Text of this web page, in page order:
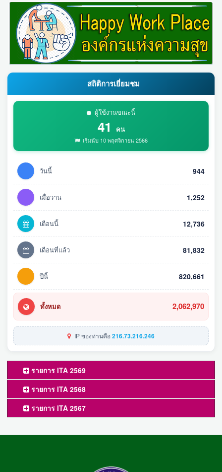
สถิติการเยี่ยมชม
ผู้ใช้งานขณะนี้
41 คน
เริ่มนับ 10 พฤศจิกายน 2566
วันนี้ 944
เมื่อวาน 1,252
เดือนนี้ 12,736
เดือนที่แล้ว 81,832
ปีนี้ 820,661
ทั้งหมด 2,062,970
IP ของท่านคือ216.73.216.246
รายการ ITA 2569
รายการ ITA 2568
รายการ ITA 2567